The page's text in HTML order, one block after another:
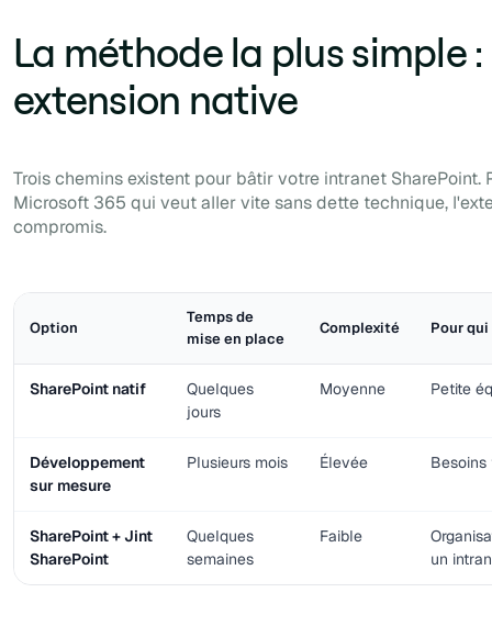
La méthode la plus simple
extension native
Trois chemins existent pour bâtir votre intranet SharePoint.
Microsoft 365 qui veut aller vite sans dette technique,
compromis.
Option
Temps de
mise en place
Complexité Pour qui
SharePoint natif
Quelques
jours
Moyenne Petite
Développement
sur mesure
Plusieurs mois Élevée
SharePoint + Jint
SharePoint
Quelques
semaines
Faible
un